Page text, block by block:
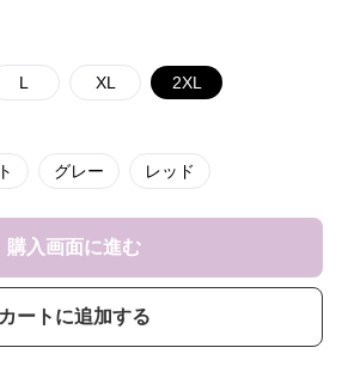
L XL 2XL
グレー レッド
購入画面に進む
カートに追加する